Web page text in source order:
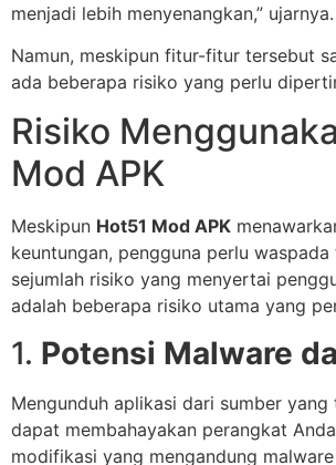
menjadi lebih menyenangkan,” ujarnya.
Namun, meskipun fitur-fitur tersebut
ada beberapa risiko yang perlu
Risiko
Mod APK
Meskipun Hot51 Mod APK
keuntungan, pengguna perlu waspada
sejumlah risiko yang menyertai
adalah beberapa risiko utama yang
1. Potensi Malware
Mengunduh aplikasi dari sumber
dapat membahayakan perangkat
modifikasi yang mengandung